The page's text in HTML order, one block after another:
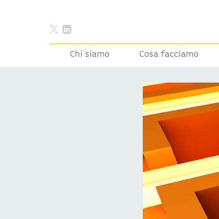
Chi siamo Cosa facciamo